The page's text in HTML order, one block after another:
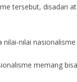
tersebut, disadari
nilai-nilai
memang